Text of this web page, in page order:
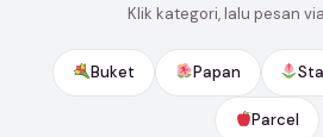
Klik kategori, lalu pesan
Buket Papan
Parcel